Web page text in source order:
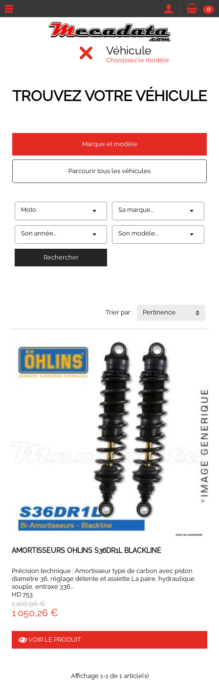
0
Véhicule
Choisissez le modèle
TROUVEZ VOTRE VÉHICULE
Marque et modèle
Parcourir tous les véhicules
Moto Sa marque...
Son année... Son modèle...
Rechercher
Trier par : Pertinence
EXPEDIÉ SOUS 5 À 10 JOURS
AMORTISSEURS OHLINS S36DR1L BLACKLINE
Précision technique : Amortisseur type de carbon avec piston
diametre 36, réglage détente et assiette La paire, hydraulique
souple, entraxe 336...
HD 753
1 166,96 €
1 050,26 €
VOIR LE PRODUIT
Affichage 1-1 de 1 article(s)